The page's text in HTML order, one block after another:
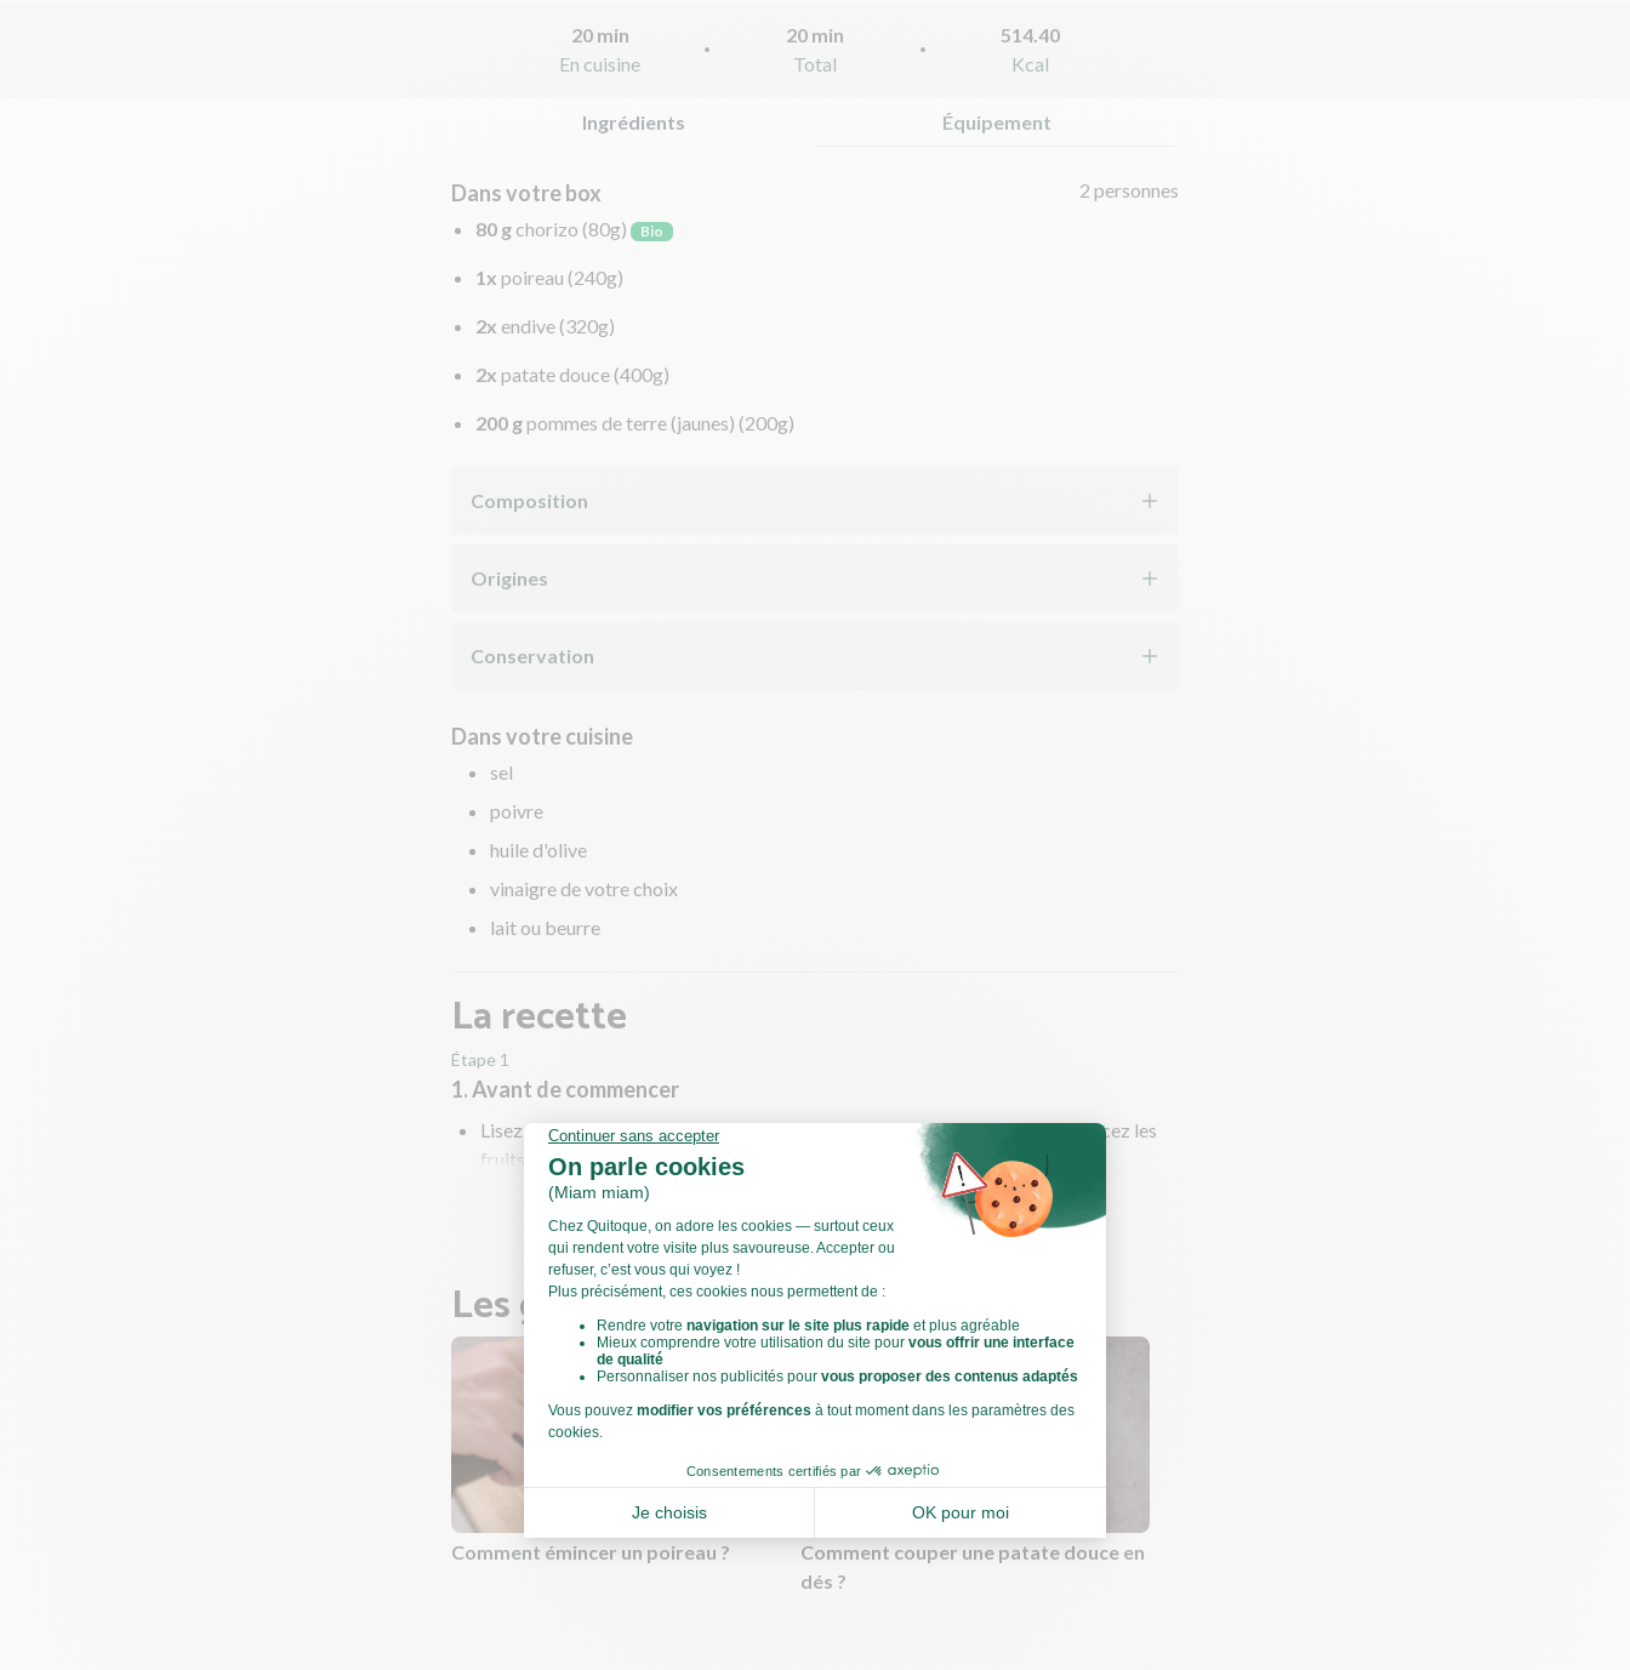
20 min
En cuisine
20 min
Total
514.40
Kcal
Ingrédients Équipement
Dans votre box
2 personnes
80 g chorizo (80g) Bio
1x poireau (240g)
2x endive (320g)
2x patate douce (400g)
200 gpommes de terre (jaunes) (200g)
Composition
Origines
Conservation
Dans votre cuisine
sel
poivre
huile d'olive
vinaigre de votre choix
lait ou beurre
La recette
Étape 1
1. Avant de commencer
Lisez toutes les étapes, sortez les ingrédients et ustensiles nécessaires et rincez les
fruits et légumes !
Préchauffez le grill du four (250°C).
Les gestes de cuisine
Comment émincer un poireau ?
Comment couper une patate douce en
dés ?